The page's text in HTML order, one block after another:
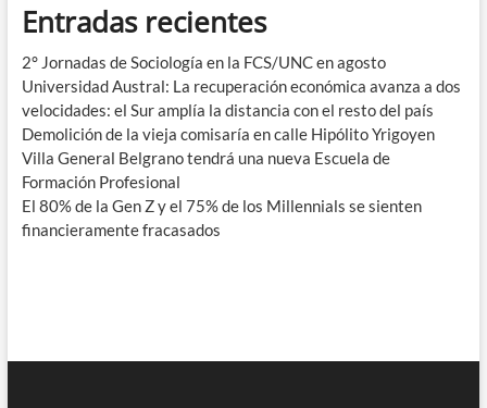
Entradas recientes
2° Jornadas de Sociología en la FCS/UNC en agosto
Universidad Austral: La recuperación económica avanza a dos
velocidades: el Sur amplía la distancia con el resto del país
Demolición de la vieja comisaría en calle Hipólito Yrigoyen
Villa General Belgrano tendrá una nueva Escuela de
Formación Profesional
El 80% de la Gen Z y el 75% de los Millennials se sienten
financieramente fracasados